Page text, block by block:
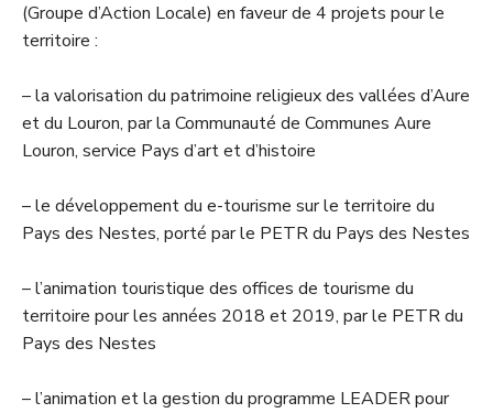
(Groupe d’Action Locale) en faveur de 4 projets pour le
territoire :
– la valorisation du patrimoine religieux des vallées d’Aure
et du Louron, par la Communauté de Communes Aure
Louron, service Pays d’art et d’histoire
– le développement du e-tourisme sur le territoire du
Pays des Nestes, porté par le PETR du Pays des Nestes
– l’animation touristique des offices de tourisme du
territoire pour les années 2018 et 2019, par le PETR du
Pays des Nestes
– l’animation et la gestion du programme LEADER pour